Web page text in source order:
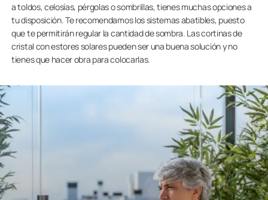
a toldos, celosías, pérgolas o sombrillas, tienes muchas opciones a
tu disposición. Te recomendamos los sistemas abatibles, puesto
que te permitirán regular la cantidad de sombra. Las cortinas de
cristal con estores solares pueden ser una buena solución y no
tienes que hacer obra para colocarlas.